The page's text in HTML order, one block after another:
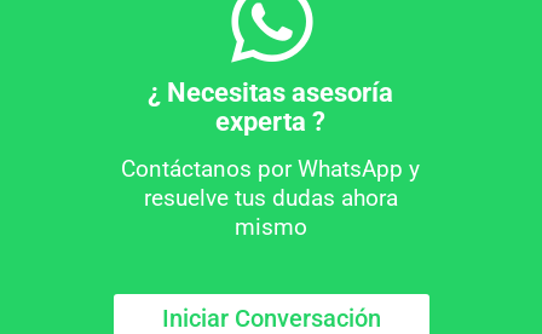
¿ Necesitas asesoría
experta ?
Contáctanos por WhatsApp y
resuelve tus dudas ahora
mismo
Iniciar Conversación